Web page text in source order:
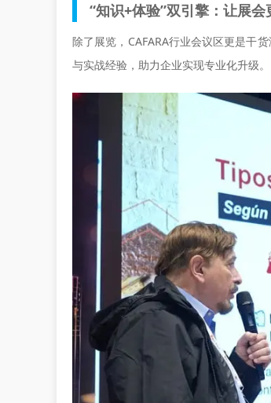
“知识+体验”双引擎：让展会
除了展览，CAFARA行业会议区更是干
与实战经验，助力企业实现专业化升级。